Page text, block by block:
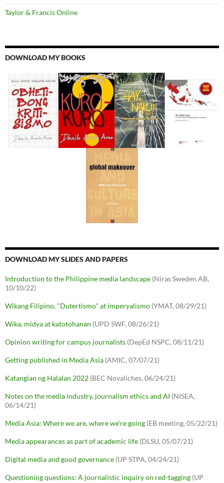
Taylor & Francis Online
DOWNLOAD MY BOOKS
DOWNLOAD MY SLIDES AND PAPERS
Introduction to the Philippine media landscape (Niras Sweden AB,
10/10/22)
Wikang Filipino, "Dutertismo" at imperyalismo (YMAT, 08/29/21)
Wika, midya at katotohanan (UPD SWF, 08/26/21)
Opinion writing for campus journalists (DepEd NSPC, 08/11/21)
Getting published in Media Asia (AMIC, 07/07/21)
Katangian ng Halalan 2022 (BEC Novaliches, 06/24/21)
Notes on the media industry, journalism ethics and AI (NISEA,
06/14/21)
Media Asia: Where we are, where we're going (EB meeting, 05/22/21)
Media appearances as part of academic life (DLSU, 05/07/21)
Digital media and good governance (UP STPA, 04/24/21)
Questioning questions: A journalistic inquiry on red-tagging (UP